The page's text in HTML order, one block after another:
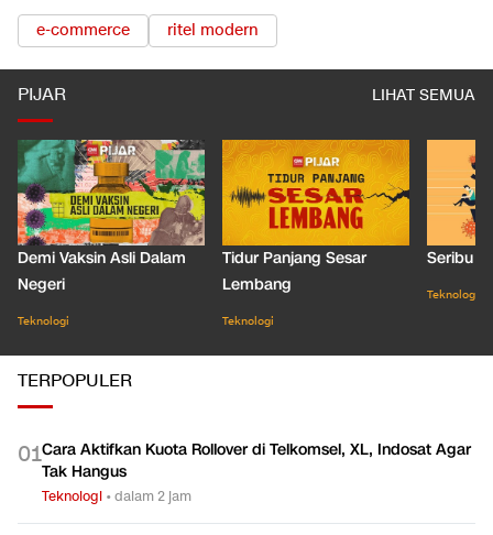
e-commerce ritel modern
PIJAR LIHAT SEMUA
Demi Vaksin Asli Dalam
Negeri
Teknologi
Tidur Panjang Sesar
Lembang
Teknologi
Seribu
Teknologi
TERPOPULER
01Cara Aktifkan Kuota Rollover di Telkomsel, XL, Indosat Agar
Tak Hangus
Teknologi •dalam 2 jam